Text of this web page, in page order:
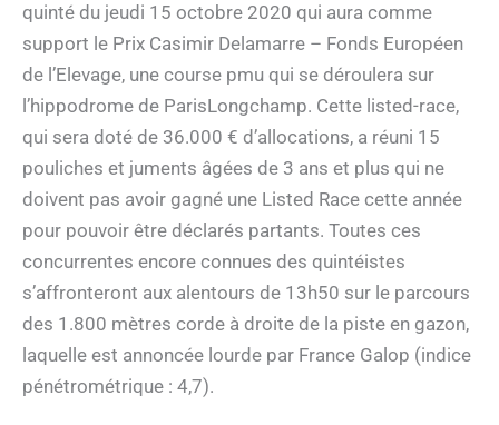
quinté du jeudi 15 octobre 2020 qui aura comme
support le Prix Casimir Delamarre – Fonds Européen
de l’Elevage, une course pmu qui se déroulera sur
l’hippodrome de ParisLongchamp. Cette listed-race,
qui sera doté de 36.000 € d’allocations, a réuni 15
pouliches et juments âgées de 3 ans et plus qui ne
doivent pas avoir gagné une Listed Race cette année
pour pouvoir être déclarés partants. Toutes ces
concurrentes encore connues des quintéistes
s’affronteront aux alentours de 13h50 sur le parcours
des 1.800 mètres corde à droite de la piste en gazon,
laquelle est annoncée lourde par France Galop (indice
pénétrométrique : 4,7).